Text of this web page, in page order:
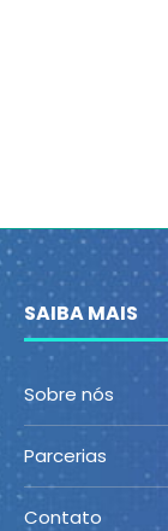
SAIBA MAIS
Sobre nós
Parcerias
Contato